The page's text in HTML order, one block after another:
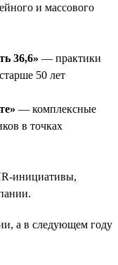
и массового
36,6» — практики
50 лет
— комплексные
в точках
инициативы,
а в следующем году